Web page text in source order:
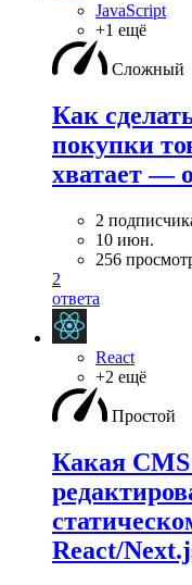
JavaScript
+1 ещё
Сложный
Как
покупки
хватает —
2
10 июн.
256
2
ответа
React
+2 ещё
Простой
Какая CMS
React/